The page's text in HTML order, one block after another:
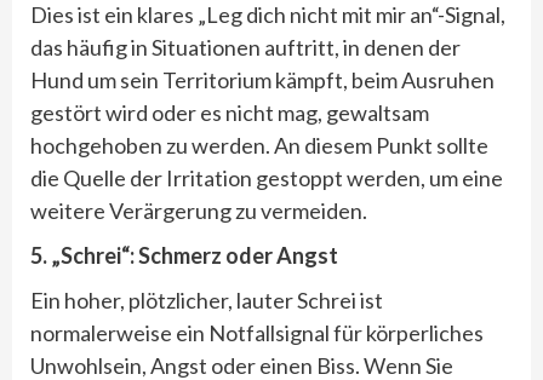
Dies ist ein klares „Leg dich nicht mit mir an“-Signal,
das häufig in Situationen auftritt, in denen der
Hund um sein Territorium kämpft, beim Ausruhen
gestört wird oder es nicht mag, gewaltsam
hochgehoben zu werden. An diesem Punkt sollte
die Quelle der Irritation gestoppt werden, um eine
weitere Verärgerung zu vermeiden.
5.„Schrei“: Schmerz oder Angst
Ein hoher, plötzlicher, lauter Schrei ist
normalerweise ein Notfallsignal für körperliches
Unwohlsein, Angst oder einen Biss. Wenn Sie